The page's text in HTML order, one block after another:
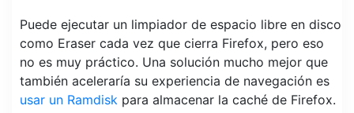
Puede ejecutar un limpiador de espacio libre en disco
como Eraser cada vez que cierra Firefox, pero eso
no es muy práctico. Una solución mucho mejor que
también aceleraría su experiencia de navegación es
usar un Ramdisk para almacenar la caché de Firefox.